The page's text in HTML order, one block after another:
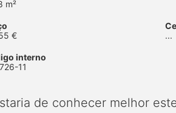
m²
€
...
interno
11
de conhecer melhor